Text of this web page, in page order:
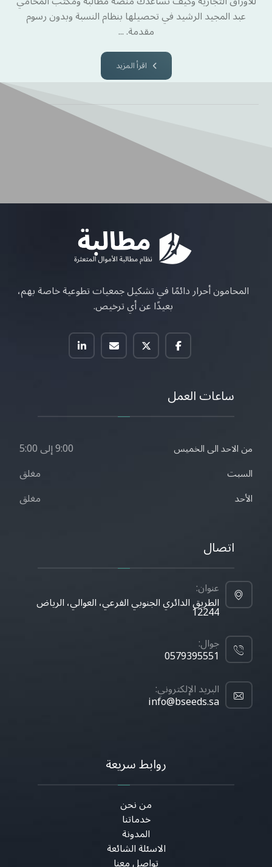
عبد المجيد الرشيد في تحصيلها بنظام النسبة وبدون رسوم
مقدمة. ...
اقرأ المزيد
المحامون أحرار دائمًا في تشكيل جمعيات تطوعية خاصة بهم،
بعيدًا عن أي ترخيص.
ساعات العمل
من الاحد الى الخميس 9:00 إلى 5:00
السبت مغلق
الأحد مغلق
اتصال
عنوان:
الطريق الدائري الجنوبي الفرعي، العوالي، الرياض
12244
جوال:
0579395551
البريد الإلكتروني:
info@bseeds.sa
روابط سريعة
من نحن
خدماتنا
المدونة
الاسئلة الشائعة